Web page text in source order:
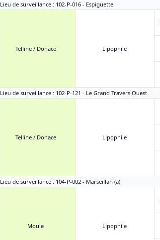
Lieu de surveillance : 102-P-016 - Espiguette
Telline / Donace Lipophile
Lieu de surveillance : 102-P-121 - Le Grand Travers Ouest
Telline / Donace Lipophile
Lieu de surveillance : 104-P-002 - Marseillan (a)
Moule Lipophile